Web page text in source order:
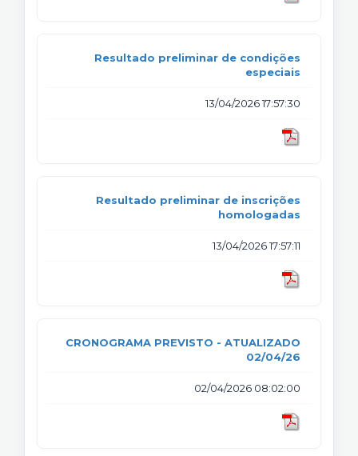
Resultado preliminar de condições
especiais
13/04/2026 17:57:30
Resultado preliminar de inscrições
homologadas
13/04/2026 17:57:11
CRONOGRAMA PREVISTO - ATUALIZADO
02/04/26
02/04/2026 08:02:00